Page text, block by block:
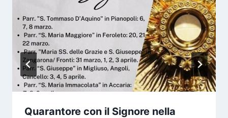
Quarantore con il Signore nella